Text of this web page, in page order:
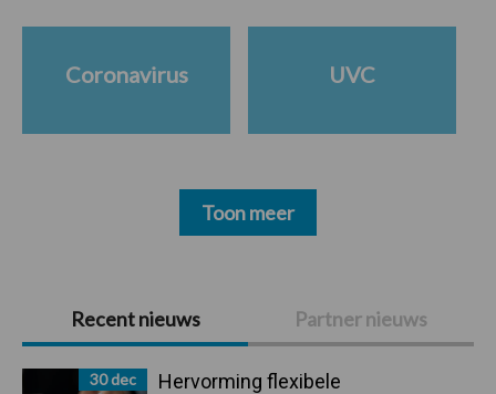
Primaire
Sidebar
Recent nieuws Partner nieuws
30 dec
Hervorming flexibele
Coronavirus UVC
Toon meer